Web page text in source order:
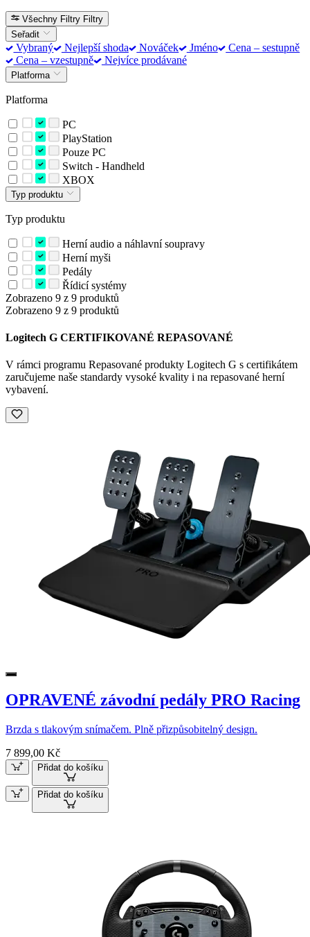
Všechny Filtry Filtry
Seřadit
Vybraný Nejlepší shoda Nováček Jméno
Cena – sestupně
Cena – vzestupně
Nejvíce prodávané
Platforma
Platforma
PC
PlayStation
Pouze PC
Switch - Handheld
XBOX
Typ produktu
Typ produktu
Herní audio a náhlavní soupravy
Herní myši
Pedály
Řídicí systémy
Zobrazeno 9 z 9 produktů
Zobrazeno 9 z 9 produktů
Logitech G CERTIFIKOVANÉ REPASOVANÉ
V rámci programu Repasované produkty Logitech G s certifikátem
zaručujeme naše standardy vysoké kvality i na repasované herní
vybavení.
OPRAVENÉ závodní pedály PRO Racing
Brzda s tlakovým snímačem. Plně přizpůsobitelný design.
7 899,00 Kč
Přidat do košíku
Přidat do košíku